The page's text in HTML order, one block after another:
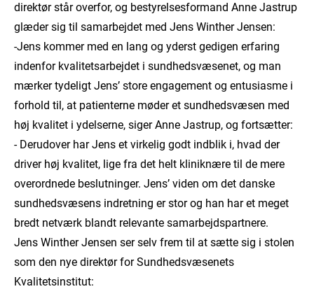
direktør står overfor, og bestyrelsesformand Anne Jastrup
glæder sig til samarbejdet med Jens Winther Jensen:
-Jens kommer med en lang og yderst gedigen erfaring
indenfor kvalitetsarbejdet i sundhedsvæsenet, og man
mærker tydeligt Jens’ store engagement og entusiasme i
forhold til, at patienterne møder et sundhedsvæsen med
høj kvalitet i ydelserne, siger Anne Jastrup, og fortsætter:
- Derudover har Jens et virkelig godt indblik i, hvad der
driver høj kvalitet, lige fra det helt kliniknære til de mere
overordnede beslutninger. Jens’ viden om det danske
sundhedsvæsens indretning er stor og han har et meget
bredt netværk blandt relevante samarbejdspartnere.
Jens Winther Jensen ser selv frem til at sætte sig i stolen
som den nye direktør for Sundhedsvæsenets
Kvalitetsinstitut: